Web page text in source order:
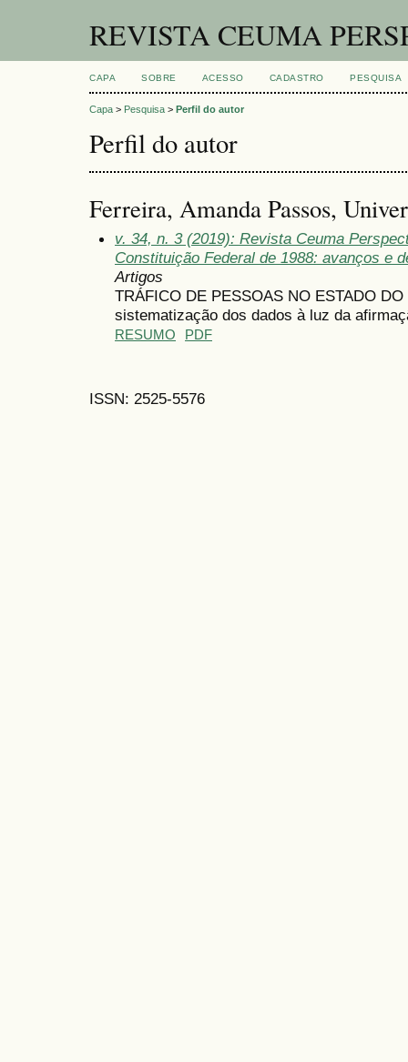
REVISTA CEUMA
CAPA SOBRE ACESSO CADASTRO PESQUISA
Capa > Pesquisa > Perfil do autor
Perfil do autor
Ferreira, Amanda Passos,
v. 34, n. 3 (2019): Revista Ceuma
Constituição Federal de 1988: avanços e
Artigos
TRÁFICO DE PESSOAS NO ESTADO
sistematização dos dados à luz da
RESUMO PDF
ISSN: 2525-5576